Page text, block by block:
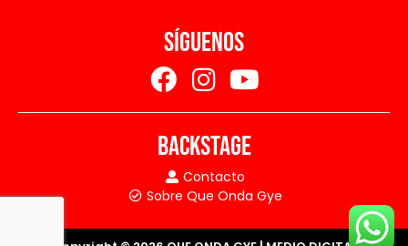
SÍGUENOS
BACKSTAGE
Contacto
Sobre Que Onda Gye